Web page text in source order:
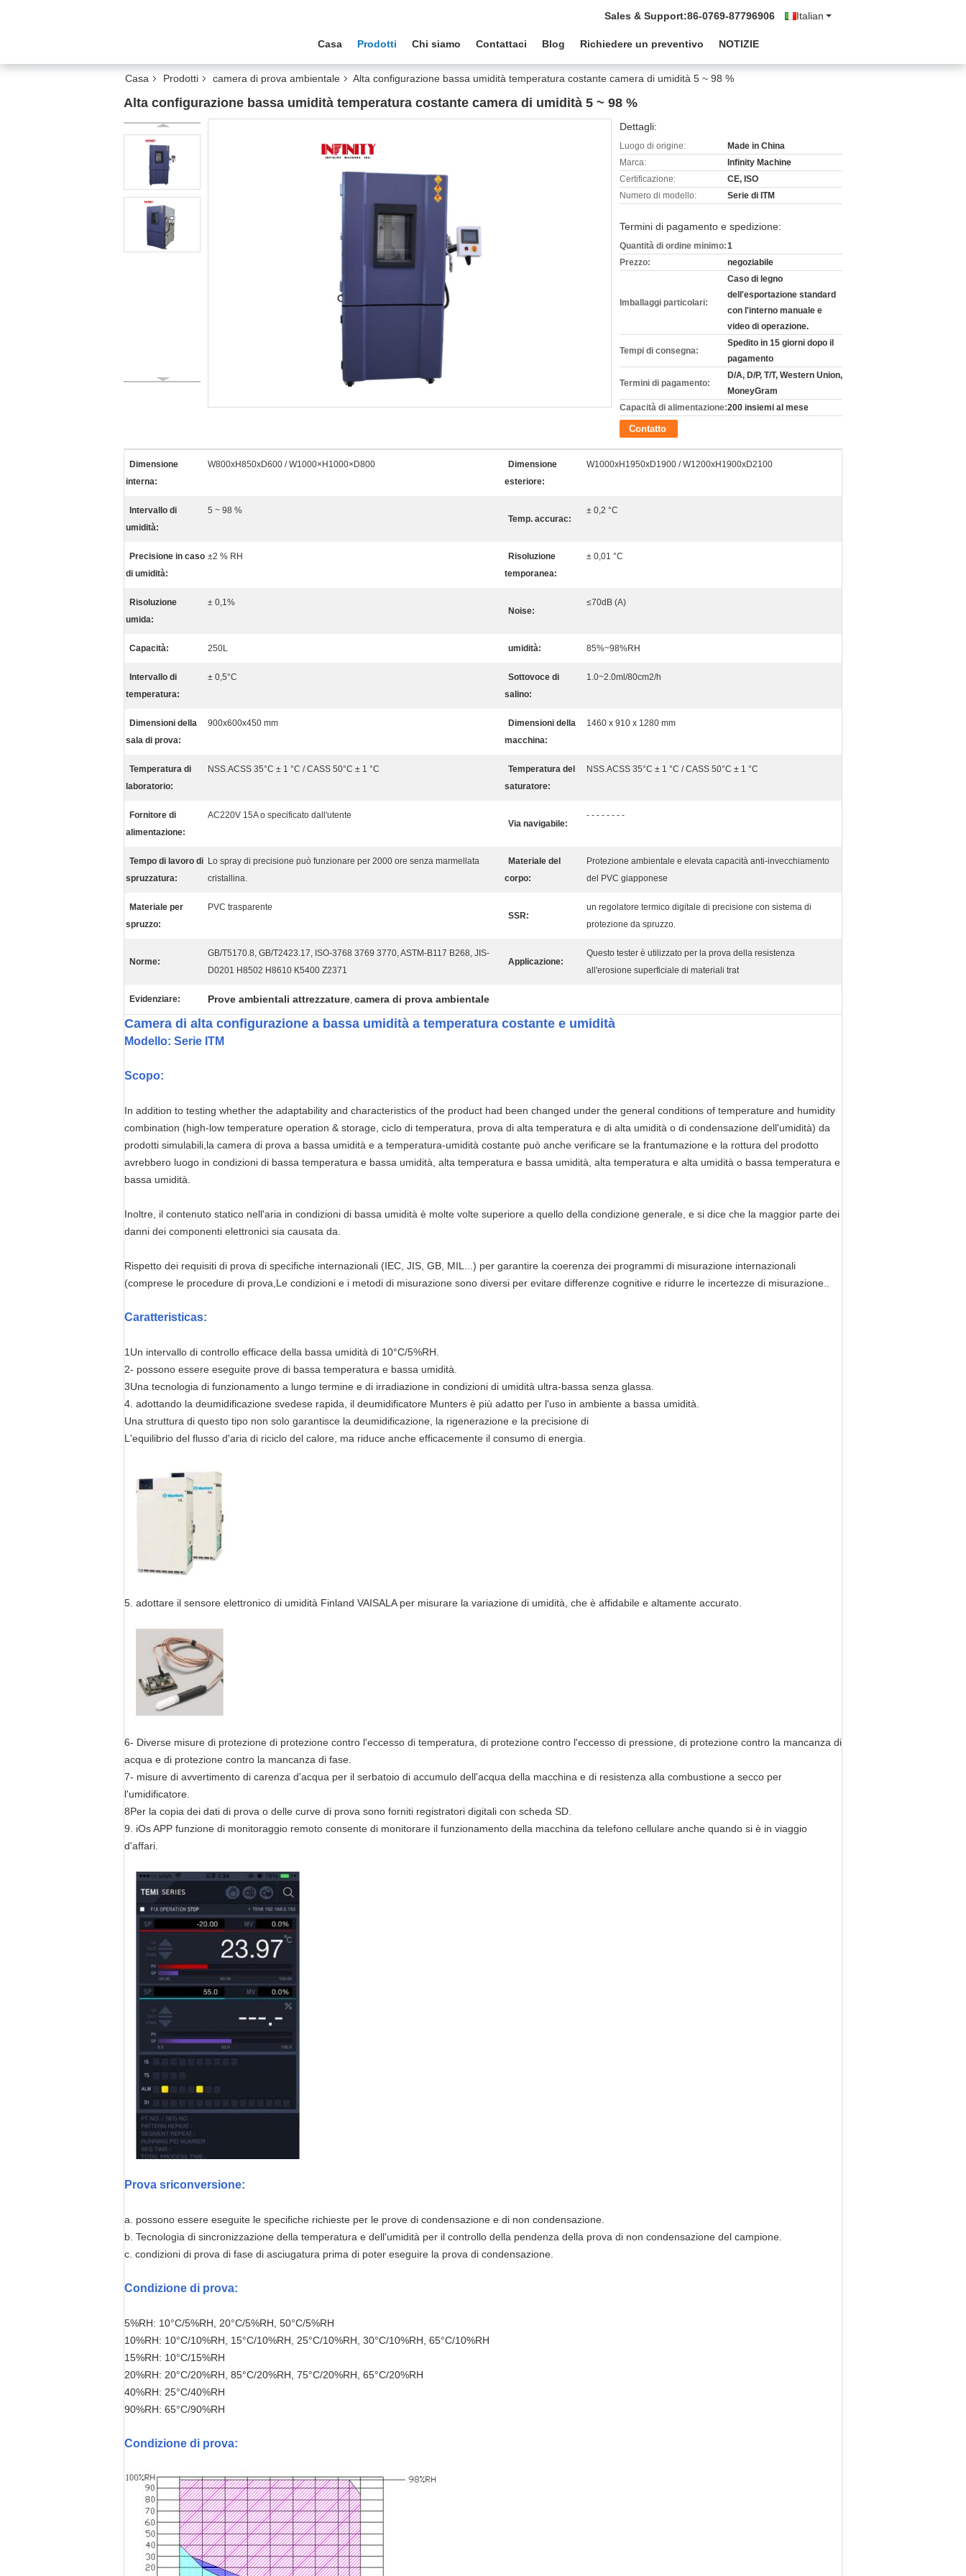
Italian
Sales & Support:86-0769-87796906
Casa Prodotti Chi siamo Contattaci Blog Richiedere un preventivo NOTIZIE
Casa Prodotti camera di prova ambientale Alta configurazione bassa umidità temperatura costante camera di umidità 5 ~ 98 %
Alta configurazione bassa umidità temperatura costante camera di umidità 5 ~ 98 %
Dettagli:
Luogo di origine:
Made in China
Marca:
Infinity Machine
Certificazione:
CE, ISO
Numero di modello:
Serie di ITM
Termini di pagamento e spedizione:
Quantità di ordine minimo:1
Prezzo:
negoziabile
Imballaggi particolari:
Caso di legno
dell'esportazione standard
con l'interno manuale e
video di operazione.
Tempi di consegna:
Spedito in 15 giorni dopo il
pagamento
Termini di pagamento:
D/A, D/P, T/T, Western Union,
MoneyGram
Capacità di alimentazione:200 insiemi al mese
Contatto
Dimensione
interna:
W800xH850xD600 / W1000×H1000×D800
Dimensione
esteriore:
W1000xH1950xD1900 / W1200xH1900xD2100
Intervallo di
umidità:
5 ~ 98 %
Temp. accurac:
± 0,2 °C
Precisione in caso
di umidità:
±2 % RH
Risoluzione
temporanea:
± 0,01 °C
Risoluzione
umida:
± 0,1%
Noise:
≤70dB (A)
Capacità: 250L umidità: 85%~98%RH
Intervallo di
temperatura:
± 0,5°C
Sottovoce di
salino:
1.0~2.0ml/80cm2/h
Dimensioni della
sala di prova:
900x600x450 mm
Dimensioni della
macchina:
1460 x 910 x 1280 mm
Temperatura di
laboratorio:
NSS.ACSS 35°C ± 1 °C / CASS 50°C ± 1 °C
Temperatura del
saturatore:
NSS.ACSS 35°C ± 1 °C / CASS 50°C ± 1 °C
Fornitore di
alimentazione:
AC220V 15A o specificato dall'utente
Via navigabile:
- - - - - - - -
Tempo di lavoro di
spruzzatura:
Lo spray di precisione può funzionare per 2000 ore senza marmellata
cristallina.
Materiale del
corpo:
Protezione ambientale e elevata capacità anti-invecchiamento
del PVC giapponese
Materiale per
spruzzo:
PVC trasparente
SSR:
un regolatore termico digitale di precisione con sistema di
protezione da spruzzo.
Norme:
GB/T5170.8, GB/T2423.17, ISO-3768 3769 3770, ASTM-B117 B268, JIS-
D0201 H8502 H8610 K5400 Z2371
Applicazione:
Questo tester è utilizzato per la prova della resistenza
all'erosione superficiale di materiali trat
Evidenziare: Prove ambientali attrezzature, camera di prova ambientale
Camera di alta configurazione a bassa umidità a temperatura costante e umidità
Modello: Serie ITM
Scopo:
In addition to testing whether the adaptability and characteristics of the product had been changed under the general conditions of temperature and humidity
combination (high-low temperature operation & storage, ciclo di temperatura, prova di alta temperatura e di alta umidità o di condensazione dell'umidità) da
prodotti simulabili,la camera di prova a bassa umidità e a temperatura-umidità costante può anche verificare se la frantumazione e la rottura del prodotto
avrebbero luogo in condizioni di bassa temperatura e bassa umidità, alta temperatura e bassa umidità, alta temperatura e alta umidità o bassa temperatura e
bassa umidità.
Inoltre, il contenuto statico nell'aria in condizioni di bassa umidità è molte volte superiore a quello della condizione generale, e si dice che la maggior parte dei
danni dei componenti elettronici sia causata da.
Rispetto dei requisiti di prova di specifiche internazionali (IEC, JIS, GB, MIL...) per garantire la coerenza dei programmi di misurazione internazionali
(comprese le procedure di prova,Le condizioni e i metodi di misurazione sono diversi per evitare differenze cognitive e ridurre le incertezze di misurazione..
Caratteristicas:
1Un intervallo di controllo efficace della bassa umidità di 10°C/5%RH.
2- possono essere eseguite prove di bassa temperatura e bassa umidità.
3Una tecnologia di funzionamento a lungo termine e di irradiazione in condizioni di umidità ultra-bassa senza glassa.
4. adottando la deumidificazione svedese rapida, il deumidificatore Munters è più adatto per l'uso in ambiente a bassa umidità.
Una struttura di questo tipo non solo garantisce la deumidificazione, la rigenerazione e la precisione di
L'equilibrio del flusso d'aria di riciclo del calore, ma riduce anche efficacemente il consumo di energia.
5. adottare il sensore elettronico di umidità Finland VAISALA per misurare la variazione di umidità, che è affidabile e altamente accurato.
6- Diverse misure di protezione di protezione contro l'eccesso di temperatura, di protezione contro l'eccesso di pressione, di protezione contro la mancanza di
acqua e di protezione contro la mancanza di fase.
7- misure di avvertimento di carenza d'acqua per il serbatoio di accumulo dell'acqua della macchina e di resistenza alla combustione a secco per
l'umidificatore.
8Per la copia dei dati di prova o delle curve di prova sono forniti registratori digitali con scheda SD.
9. iOs APP funzione di monitoraggio remoto consente di monitorare il funzionamento della macchina da telefono cellulare anche quando si è in viaggio
d'affari.
Prova sriconversione:
a. possono essere eseguite le specifiche richieste per le prove di condensazione e di non condensazione.
b. Tecnologia di sincronizzazione della temperatura e dell'umidità per il controllo della pendenza della prova di non condensazione del campione.
c. condizioni di prova di fase di asciugatura prima di poter eseguire la prova di condensazione.
Condizione di prova:
5%RH: 10°C/5%RH, 20°C/5%RH, 50°C/5%RH
10%RH: 10°C/10%RH, 15°C/10%RH, 25°C/10%RH, 30°C/10%RH, 65°C/10%RH
15%RH: 10°C/15%RH
20%RH: 20°C/20%RH, 85°C/20%RH, 75°C/20%RH, 65°C/20%RH
40%RH: 25°C/40%RH
90%RH: 65°C/90%RH
Condizione di prova: